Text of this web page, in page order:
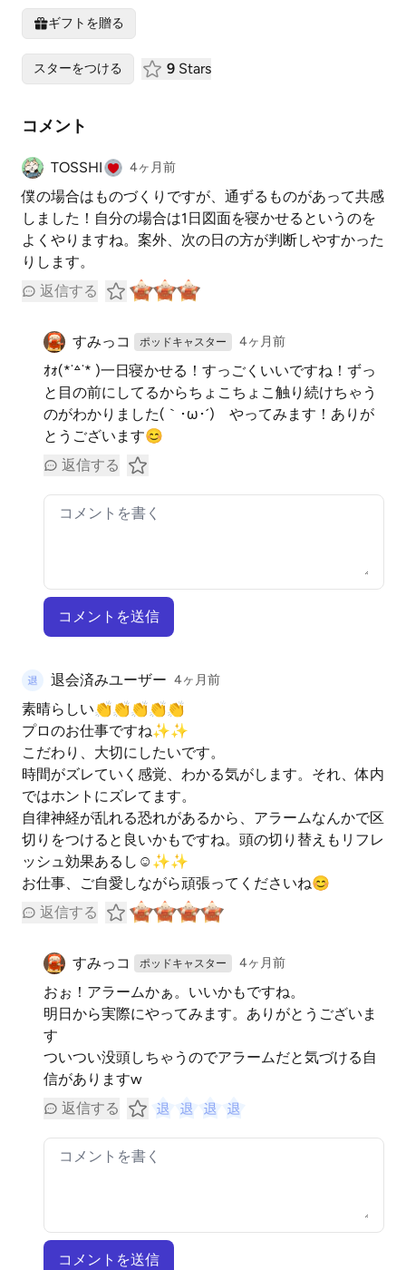
ギフトを贈る
スターをつける 9 Stars
コメント
TOSSHI 4ヶ月前
僕の場合はものづくりですが、通ずるものがあって共感
しました！自分の場合は1日図面を寝かせるというのを
よくやりますね。案外、次の日の方が判断しやすかった
りします。
返信する
すみっコ ポッドキャスター 4ヶ月前
ｵｫ(*˙꒫˙* )一日寝かせる！すっごくいいですね！ずっ
と目の前にしてるからちょこちょこ触り続けちゃう
のがわかりました(｀･ω･´)ゞやってみます！ありが
とうございます😊
返信する
コメントを送信
退会済みユーザー 4ヶ月前
素晴らしい👏👏👏👏👏
プロのお仕事ですね✨✨
こだわり、大切にしたいです。
時間がズレていく感覚、わかる気がします。それ、体内
ではホントにズレてます。
自律神経が乱れる恐れがあるから、アラームなんかで区
切りをつけると良いかもですね。頭の切り替えもリフレ
ッシュ効果あるし☺️✨✨
お仕事、ご自愛しながら頑張ってくださいね😊
返信する
すみっコ ポッドキャスター 4ヶ月前
おぉ！アラームかぁ。いいかもですね。
明日から実際にやってみます。ありがとうございま
す
ついつい没頭しちゃうのでアラームだと気づける自
信がありますw
返信する
コメントを送信